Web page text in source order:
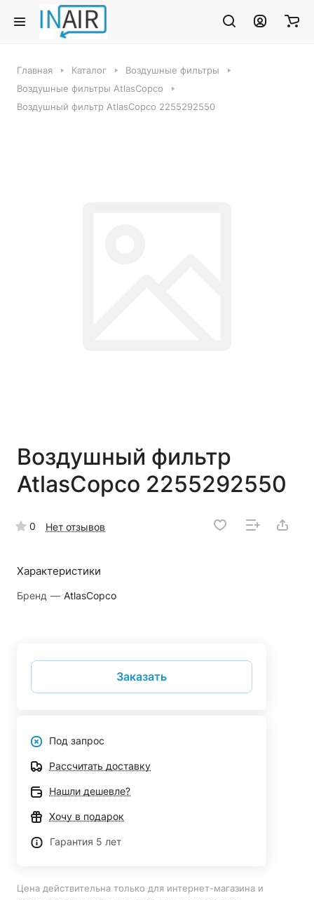
Главная Каталог
Воздушные фильтры
Воздушные фильтры AtlasCopco
Воздушный фильтр AtlasCopco 2255292550
Воздушный фильтр
AtlasCopco 2255292550
0 Нет отзывов
Характеристики
Бренд — AtlasCopco
Заказать
Под запрос
Рассчитать доставку
Нашли дешевле?
Хочу в подарок
Гарантия 5 лет
Цена действительна только для интернет-магазина и